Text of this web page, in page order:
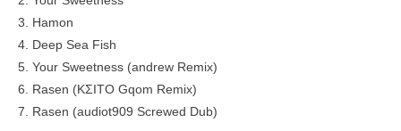
3. Hamon
4. Deep Sea Fish
5. Your Sweetness (andrew Remix)
6. Rasen (KΣITO Gqom Remix)
7. Rasen (audiot909 Screwed Dub)